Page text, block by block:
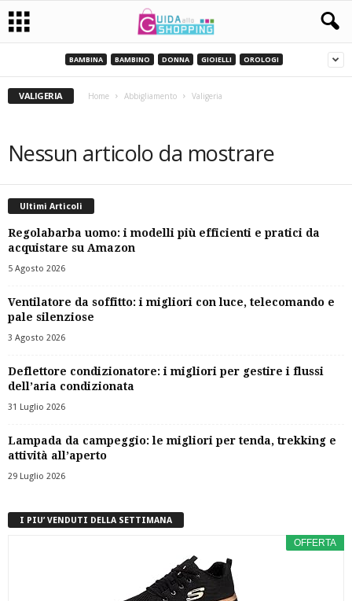
BAMBINA BAMBINO DONNA GIOIELLI OROLOGI
VALIGERIA Home Abbigliamento Valigeria
Nessun articolo da mostrare
Ultimi Articoli
Regolabarba uomo: i modelli più efficienti e pratici da
acquistare su Amazon
5 Agosto 2026
Ventilatore da soffitto: i migliori con luce, telecomando e
pale silenziose
3 Agosto 2026
Deflettore condizionatore: i migliori per gestire i flussi
dell’aria condizionata
31 Luglio 2026
Lampada da campeggio: le migliori per tenda, trekking e
attività all’aperto
29 Luglio 2026
I PIU’ VENDUTI DELLA SETTIMANA
OFFERTA